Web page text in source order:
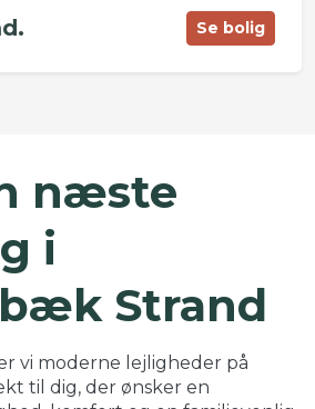
Se bolig
næste
i
Strand
vi moderne lejligheder på
til dig, der ønsker en